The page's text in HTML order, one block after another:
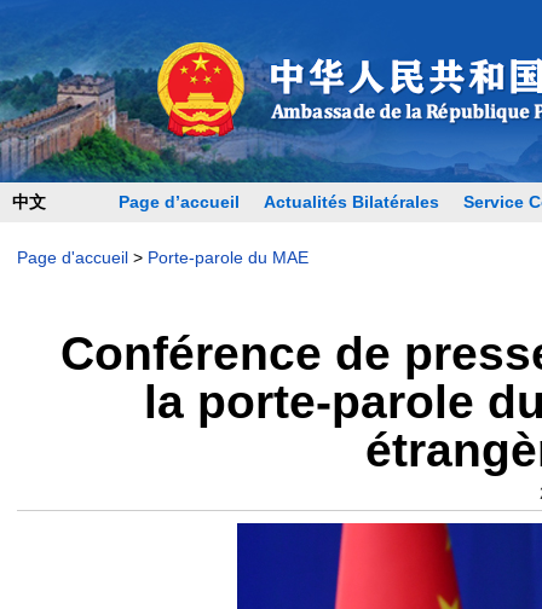
中文 Page d’accueil Actualités Bilatérales Service
Page d'accueil> Porte-parole du MAE
Conférence de
la porte-parole